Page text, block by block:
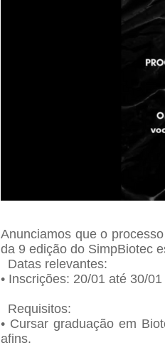
Anunciamos que o
da 9 edição do SimpBiotec
Datas relevantes:
• Inscrições: 20/01 até 30/01
Requisitos:
• Cursar graduação em
afins.